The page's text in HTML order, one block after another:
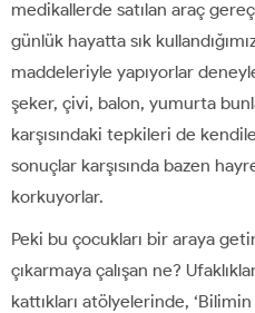
medikallerde satılan araç
günlük hayatta sık
maddeleriyle yapıyorlar
şeker, çivi, balon, yumurta
karşısındaki tepkileri de
sonuçlar karşısında bazen
korkuyorlar.
Peki bu çocukları bir araya
çıkarmaya çalışan ne?
kattıkları atölyelerinde,